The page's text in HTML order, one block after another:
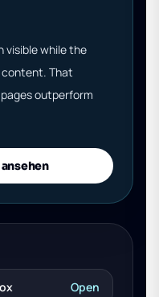
visible while the
content. That
outperform
Open